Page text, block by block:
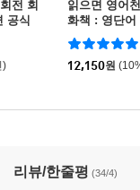
전 회
공식
)
읽으면 영어
화책 : 영단어
중)
12,150원
리뷰/한줄평 (34/4)